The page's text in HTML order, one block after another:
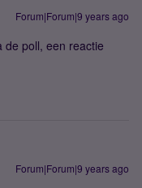
Forum|Forum|9 years ago
de poll, een reactie
Forum|Forum|9 years ago